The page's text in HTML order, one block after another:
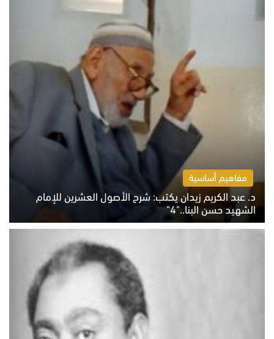
مفاهيم أساسية
د. عبد الكريم زيدان يكتب: شرح الأصول العشرين للإمام
الشهيد حسن البنا.."4"
الخميس 6 أغسطس 2026 10:27 ص